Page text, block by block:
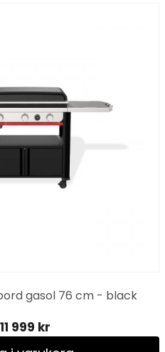
gasol 76 cm - black
11 999 kr